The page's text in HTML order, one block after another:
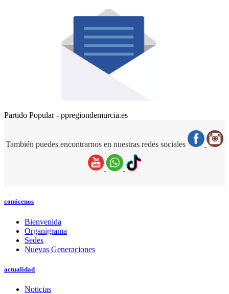
Partido Popular - ppregiondemurcia.es
También puedes encontrarnos en nuestras redes sociales
conócenos
Bienvenida
Organigrama
Sedes
Nuevas Generaciones
actualidad
Noticias